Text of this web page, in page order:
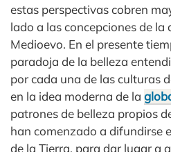
estas perspectivas cobren
lado a las concepciones de la
Medioevo. En el presente
paradoja de la belleza
por cada una de las culturas
en la idea moderna de la
patrones de belleza propios
han comenzado a difundirse
de la Tierra, para dar lugar a